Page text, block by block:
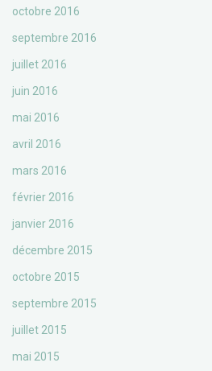
octobre 2016
septembre 2016
juillet 2016
juin 2016
mai 2016
avril 2016
mars 2016
février 2016
janvier 2016
décembre 2015
octobre 2015
septembre 2015
juillet 2015
mai 2015